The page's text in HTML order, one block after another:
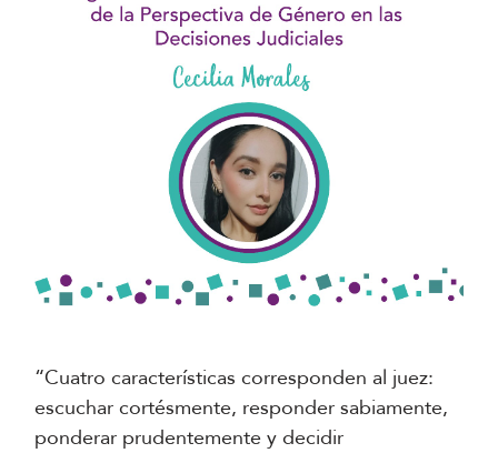
“Cuatro características corresponden al juez:
escuchar cortésmente, responder sabiamente,
ponderar prudentemente y decidir